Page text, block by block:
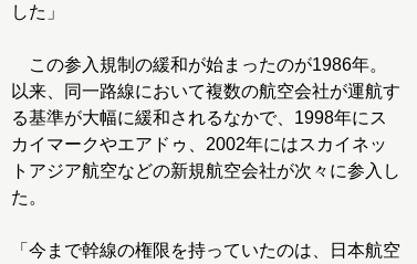
した」
この参入規制の緩和が始まったのが1986年。
以来、同一路線において複数の航空会社が運航す
る基準が大幅に緩和されるなかで、1998年にス
カイマークやエアドゥ、2002年にはスカイネッ
トアジア航空などの新規航空会社が次々に参入し
た。
「今まで幹線の権限を持っていたのは、日本航空